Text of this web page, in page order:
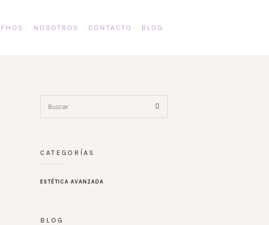
FHOS NOSOTROS CONTACTO BLOG
CATEGORÍAS
ESTÉTICA AVANZADA
BLOG